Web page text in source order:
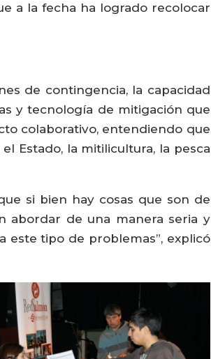
a la fecha ha logrado recolocar
de contingencia, la capacidad
y tecnología de mitigación que
colaborativo, entendiendo que
Estado, la mitilicultura, la pesca
si bien hay cosas que son de
abordar de una manera seria y
este tipo de problemas”, explicó